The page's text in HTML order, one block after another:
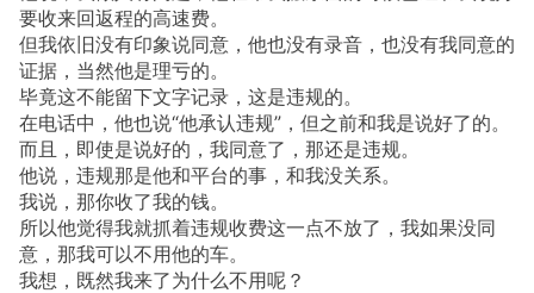
要收来回返程的高速费。
但我依旧没有印象说同意，他也没有录音，也没有我同意的
证据，当然他是理亏的。
毕竟这不能留下文字记录，这是违规的。
在电话中，他也说“他承认违规”，但之前和我是说好了的。
而且，即使是说好的，我同意了，那还是违规。
他说，违规那是他和平台的事，和我没关系。
我说，那你收了我的钱。
所以他觉得我就抓着违规收费这一点不放了，我如果没同
意，那我可以不用他的车。
我想，既然我来了为什么不用呢？